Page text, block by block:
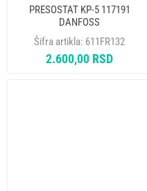
PRESOSTAT KP-5 117191
DANFOSS
Šifra artikla: 611FR132
2.600,00 RSD